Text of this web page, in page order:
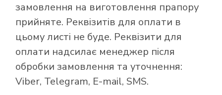
замовлення на виготовлення прапору
прийняте. Реквізитів для оплати в
цьому листі не буде. Реквізити для
оплати надсилає менеджер після
обробки замовлення та уточнення:
Viber, Telegram, E-mail, SMS.